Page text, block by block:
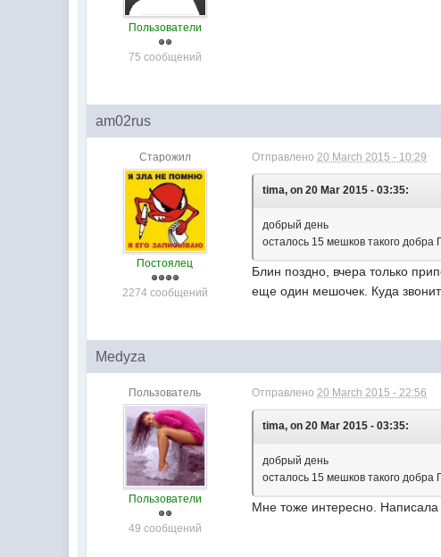
Пользователи
75 сообщений
am02rus
Старожил
Постоялец
2274 сообщений
Отправлено20 March 2015 - 10:29
tima, on 20 Mar 2015 - 03:35:
добрый день
осталось 15 мешков такого
Блин поздно, вчера только
еще один мешочек. Куда
Medyza
Пользователь
Пользователи
49 сообщений
Отправлено20 March 2015 - 22:56
tima, on 20 Mar 2015 - 03:35:
добрый день
осталось 15 мешков такого
Мне тоже интересно. Написала